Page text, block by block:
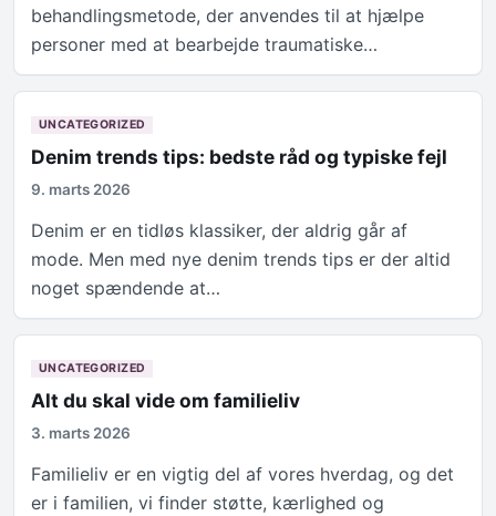
behandlingsmetode, der anvendes til at hjælpe
personer med at bearbejde traumatiske…
UNCATEGORIZED
Denim trends tips: bedste råd og typiske fejl
9. marts 2026
Denim er en tidløs klassiker, der aldrig går af
mode. Men med nye denim trends tips er der altid
noget spændende at…
UNCATEGORIZED
Alt du skal vide om familieliv
3. marts 2026
Familieliv er en vigtig del af vores hverdag, og det
er i familien, vi finder støtte, kærlighed og